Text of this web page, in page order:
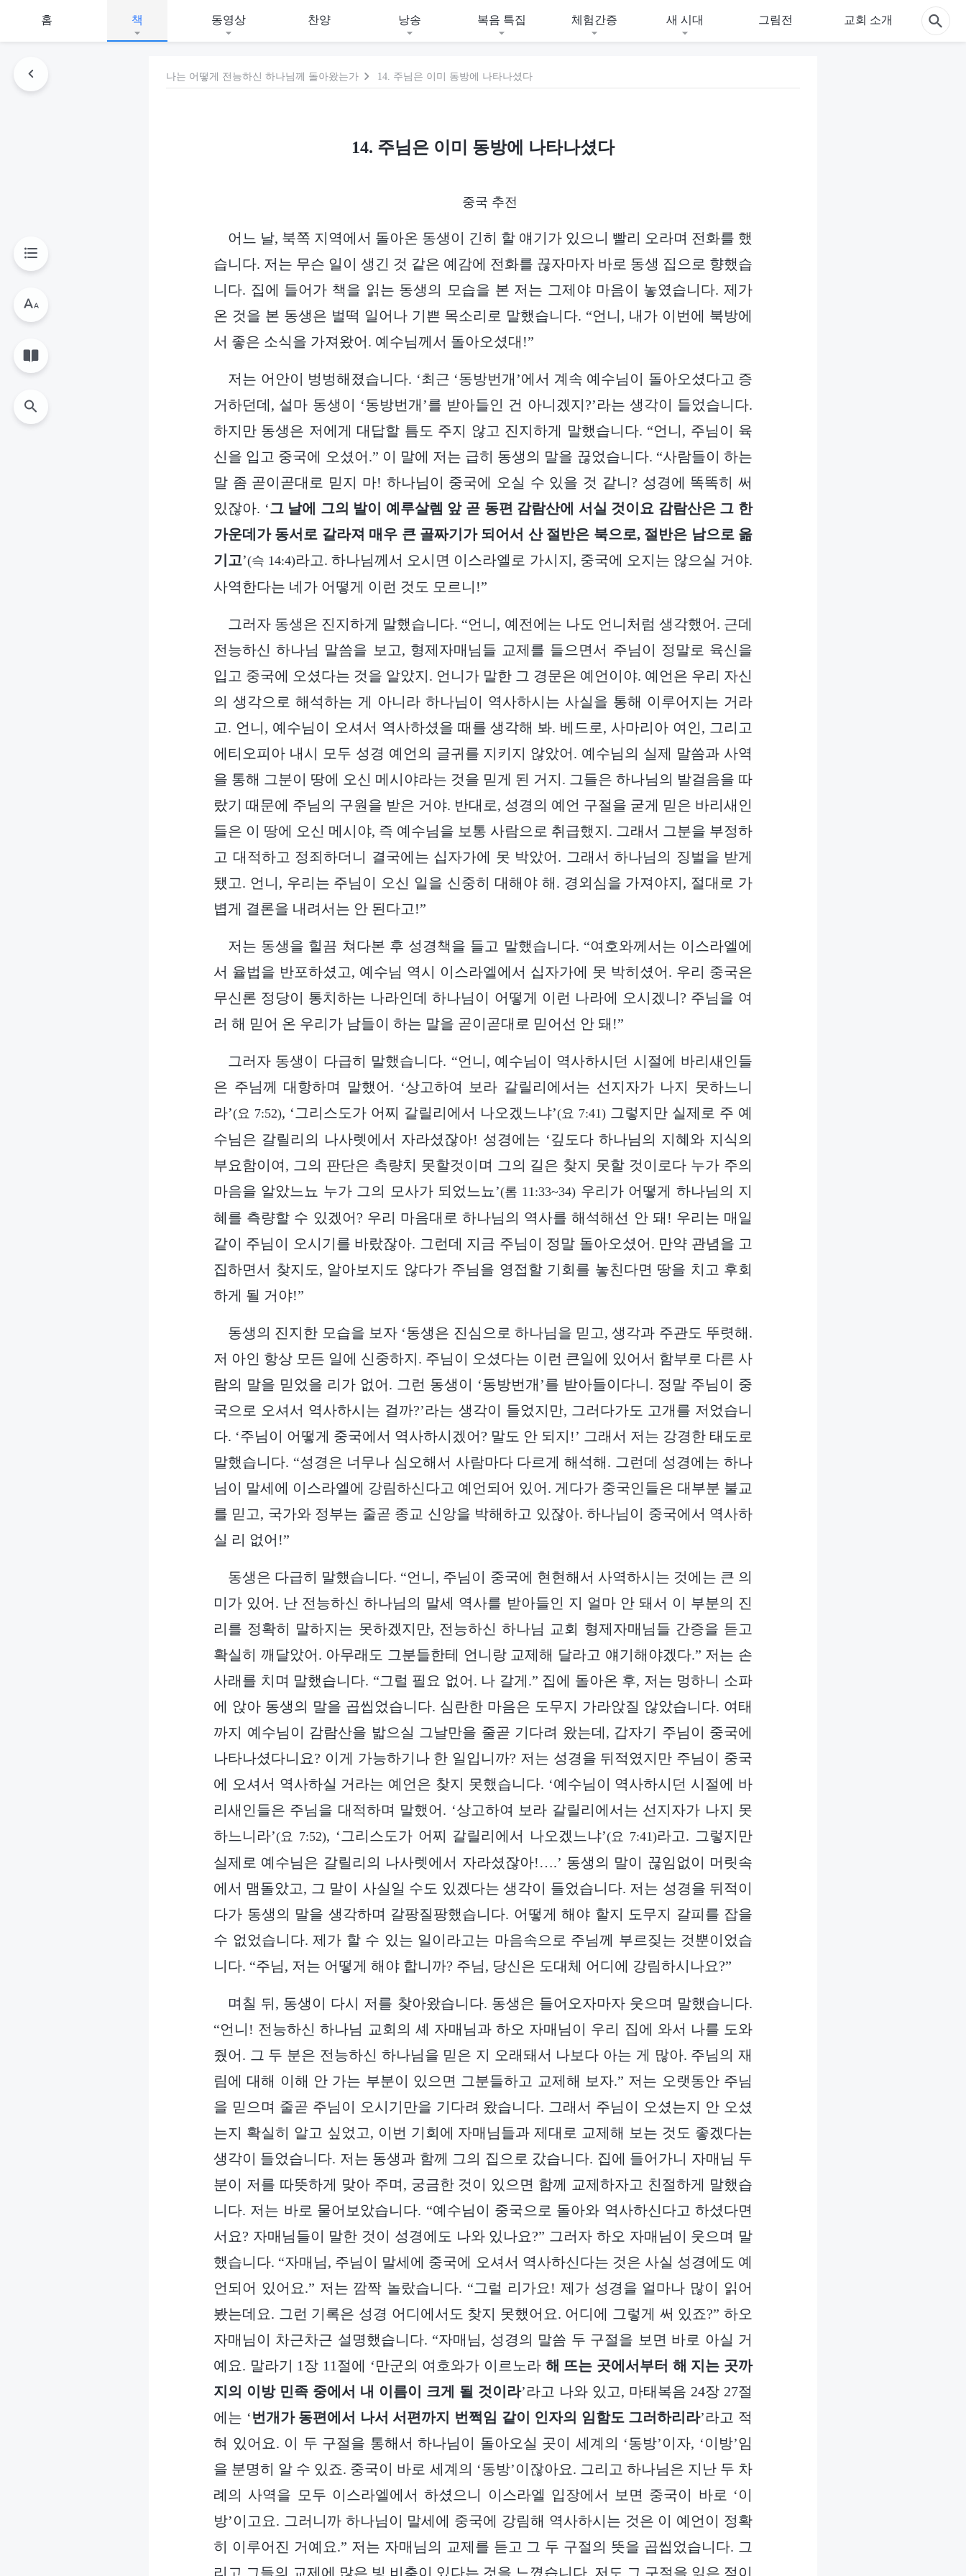
홈 책 동영상 찬양 낭송 복음 특집 체험간증 새 시대 그림전 교회 소개
나는 어떻게 전능하신 하나님께 돌아왔는가 14. 주님은 이미 동방에 나타나셨다
14. 주님은 이미 동방에 나타나셨다
중국 추전
어느 날, 북쪽 지역에서 돌아온 동생이 긴히 할 얘기가 있으니 빨리 오라며 전화를 했
습니다. 저는 무슨 일이 생긴 것 같은 예감에 전화를 끊자마자 바로 동생 집으로 향했습
니다. 집에 들어가 책을 읽는 동생의 모습을 본 저는 그제야 마음이 놓였습니다. 제가
온 것을 본 동생은 벌떡 일어나 기쁜 목소리로 말했습니다. “언니, 내가 이번에 북방에
서 좋은 소식을 가져왔어. 예수님께서 돌아오셨대!”
저는 어안이 벙벙해졌습니다. ‘최근 ‘동방번개’에서 계속 예수님이 돌아오셨다고 증
거하던데, 설마 동생이 ‘동방번개’를 받아들인 건 아니겠지?’라는 생각이 들었습니다.
하지만 동생은 저에게 대답할 틈도 주지 않고 진지하게 말했습니다. “언니, 주님이 육
신을 입고 중국에 오셨어.” 이 말에 저는 급히 동생의 말을 끊었습니다. “사람들이 하는
말 좀 곧이곧대로 믿지 마! 하나님이 중국에 오실 수 있을 것 같니? 성경에 똑똑히 써
있잖아. ‘그 날에 그의 발이 예루살렘 앞 곧 동편 감람산에 서실 것이요 감람산은 그 한
가운데가 동서로 갈라져 매우 큰 골짜기가 되어서 산 절반은 북으로, 절반은 남으로 옮
기고’(슥 14:4)라고. 하나님께서 오시면 이스라엘로 가시지, 중국에 오지는 않으실 거야.
사역한다는 네가 어떻게 이런 것도 모르니!”
그러자 동생은 진지하게 말했습니다. “언니, 예전에는 나도 언니처럼 생각했어. 근데
전능하신 하나님 말씀을 보고, 형제자매님들 교제를 들으면서 주님이 정말로 육신을
입고 중국에 오셨다는 것을 알았지. 언니가 말한 그 경문은 예언이야. 예언은 우리 자신
의 생각으로 해석하는 게 아니라 하나님이 역사하시는 사실을 통해 이루어지는 거라
고. 언니, 예수님이 오셔서 역사하셨을 때를 생각해 봐. 베드로, 사마리아 여인, 그리고
에티오피아 내시 모두 성경 예언의 글귀를 지키지 않았어. 예수님의 실제 말씀과 사역
을 통해 그분이 땅에 오신 메시야라는 것을 믿게 된 거지. 그들은 하나님의 발걸음을 따
랐기 때문에 주님의 구원을 받은 거야. 반대로, 성경의 예언 구절을 굳게 믿은 바리새인
들은 이 땅에 오신 메시야, 즉 예수님을 보통 사람으로 취급했지. 그래서 그분을 부정하
고 대적하고 정죄하더니 결국에는 십자가에 못 박았어. 그래서 하나님의 징벌을 받게
됐고. 언니, 우리는 주님이 오신 일을 신중히 대해야 해. 경외심을 가져야지, 절대로 가
볍게 결론을 내려서는 안 된다고!”
저는 동생을 힐끔 쳐다본 후 성경책을 들고 말했습니다. “여호와께서는 이스라엘에
서 율법을 반포하셨고, 예수님 역시 이스라엘에서 십자가에 못 박히셨어. 우리 중국은
무신론 정당이 통치하는 나라인데 하나님이 어떻게 이런 나라에 오시겠니? 주님을 여
러 해 믿어 온 우리가 남들이 하는 말을 곧이곧대로 믿어선 안 돼!”
그러자 동생이 다급히 말했습니다. “언니, 예수님이 역사하시던 시절에 바리새인들
은 주님께 대항하며 말했어. ‘상고하여 보라 갈릴리에서는 선지자가 나지 못하느니
라’(요 7:52), ‘그리스도가 어찌 갈릴리에서 나오겠느냐’(요 7:41) 그렇지만 실제로 주 예
수님은 갈릴리의 나사렛에서 자라셨잖아! 성경에는 ‘깊도다 하나님의 지혜와 지식의
부요함이여, 그의 판단은 측량치 못할것이며 그의 길은 찾지 못할 것이로다 누가 주의
마음을 알았느뇨 누가 그의 모사가 되었느뇨’(롬 11:33~34) 우리가 어떻게 하나님의 지
혜를 측량할 수 있겠어? 우리 마음대로 하나님의 역사를 해석해선 안 돼! 우리는 매일
같이 주님이 오시기를 바랐잖아. 그런데 지금 주님이 정말 돌아오셨어. 만약 관념을 고
집하면서 찾지도, 알아보지도 않다가 주님을 영접할 기회를 놓친다면 땅을 치고 후회
하게 될 거야!”
동생의 진지한 모습을 보자 ‘동생은 진심으로 하나님을 믿고, 생각과 주관도 뚜렷해.
저 아인 항상 모든 일에 신중하지. 주님이 오셨다는 이런 큰일에 있어서 함부로 다른 사
람의 말을 믿었을 리가 없어. 그런 동생이 ‘동방번개’를 받아들이다니. 정말 주님이 중
국으로 오셔서 역사하시는 걸까?’라는 생각이 들었지만, 그러다가도 고개를 저었습니
다. ‘주님이 어떻게 중국에서 역사하시겠어? 말도 안 되지!’ 그래서 저는 강경한 태도로
말했습니다. “성경은 너무나 심오해서 사람마다 다르게 해석해. 그런데 성경에는 하나
님이 말세에 이스라엘에 강림하신다고 예언되어 있어. 게다가 중국인들은 대부분 불교
를 믿고, 국가와 정부는 줄곧 종교 신앙을 박해하고 있잖아. 하나님이 중국에서 역사하
실 리 없어!”
동생은 다급히 말했습니다. “언니, 주님이 중국에 현현해서 사역하시는 것에는 큰 의
미가 있어. 난 전능하신 하나님의 말세 역사를 받아들인 지 얼마 안 돼서 이 부분의 진
리를 정확히 말하지는 못하겠지만, 전능하신 하나님 교회 형제자매님들 간증을 듣고
확실히 깨달았어. 아무래도 그분들한테 언니랑 교제해 달라고 얘기해야겠다.” 저는 손
사래를 치며 말했습니다. “그럴 필요 없어. 나 갈게.” 집에 돌아온 후, 저는 멍하니 소파
에 앉아 동생의 말을 곱씹었습니다. 심란한 마음은 도무지 가라앉질 않았습니다. 여태
까지 예수님이 감람산을 밟으실 그날만을 줄곧 기다려 왔는데, 갑자기 주님이 중국에
나타나셨다니요? 이게 가능하기나 한 일입니까? 저는 성경을 뒤적였지만 주님이 중국
에 오셔서 역사하실 거라는 예언은 찾지 못했습니다. ‘예수님이 역사하시던 시절에 바
리새인들은 주님을 대적하며 말했어. ‘상고하여 보라 갈릴리에서는 선지자가 나지 못
하느니라’(요 7:52), ‘그리스도가 어찌 갈릴리에서 나오겠느냐’(요 7:41)라고. 그렇지만
실제로 예수님은 갈릴리의 나사렛에서 자라셨잖아!….’ 동생의 말이 끊임없이 머릿속
에서 맴돌았고, 그 말이 사실일 수도 있겠다는 생각이 들었습니다. 저는 성경을 뒤적이
다가 동생의 말을 생각하며 갈팡질팡했습니다. 어떻게 해야 할지 도무지 갈피를 잡을
수 없었습니다. 제가 할 수 있는 일이라고는 마음속으로 주님께 부르짖는 것뿐이었습
니다. “주님, 저는 어떻게 해야 합니까? 주님, 당신은 도대체 어디에 강림하시나요?”
며칠 뒤, 동생이 다시 저를 찾아왔습니다. 동생은 들어오자마자 웃으며 말했습니다.
“언니! 전능하신 하나님 교회의 셰 자매님과 하오 자매님이 우리 집에 와서 나를 도와
줬어. 그 두 분은 전능하신 하나님을 믿은 지 오래돼서 나보다 아는 게 많아. 주님의 재
림에 대해 이해 안 가는 부분이 있으면 그분들하고 교제해 보자.” 저는 오랫동안 주님
을 믿으며 줄곧 주님이 오시기만을 기다려 왔습니다. 그래서 주님이 오셨는지 안 오셨
는지 확실히 알고 싶었고, 이번 기회에 자매님들과 제대로 교제해 보는 것도 좋겠다는
생각이 들었습니다. 저는 동생과 함께 그의 집으로 갔습니다. 집에 들어가니 자매님 두
분이 저를 따뜻하게 맞아 주며, 궁금한 것이 있으면 함께 교제하자고 친절하게 말했습
니다. 저는 바로 물어보았습니다. “예수님이 중국으로 돌아와 역사하신다고 하셨다면
서요? 자매님들이 말한 것이 성경에도 나와 있나요?” 그러자 하오 자매님이 웃으며 말
했습니다. “자매님, 주님이 말세에 중국에 오셔서 역사하신다는 것은 사실 성경에도 예
언되어 있어요.” 저는 깜짝 놀랐습니다. “그럴 리가요! 제가 성경을 얼마나 많이 읽어
봤는데요. 그런 기록은 성경 어디에서도 찾지 못했어요. 어디에 그렇게 써 있죠?” 하오
자매님이 차근차근 설명했습니다. “자매님, 성경의 말씀 두 구절을 보면 바로 아실 거
예요. 말라기 1장 11절에 ‘만군의 여호와가 이르노라 해 뜨는 곳에서부터 해 지는 곳까
지의 이방 민족 중에서 내 이름이 크게 될 것이라’라고 나와 있고, 마태복음 24장 27절
에는 ‘번개가 동편에서 나서 서편까지 번쩍임 같이 인자의 임함도 그러하리라’라고 적
혀 있어요. 이 두 구절을 통해서 하나님이 돌아오실 곳이 세계의 ‘동방’이자, ‘이방’임
을 분명히 알 수 있죠. 중국이 바로 세계의 ‘동방’이잖아요. 그리고 하나님은 지난 두 차
례의 사역을 모두 이스라엘에서 하셨으니 이스라엘 입장에서 보면 중국이 바로 ‘이
방’이고요. 그러니까 하나님이 말세에 중국에 강림해 역사하시는 것은 이 예언이 정확
히 이루어진 거예요.” 저는 자매님의 교제를 듣고 그 두 구절의 뜻을 곱씹었습니다. 그
리고 그들의 교제에 많은 빛 비춤이 있다는 것을 느꼈습니다. 저도 그 구절을 읽은 적이